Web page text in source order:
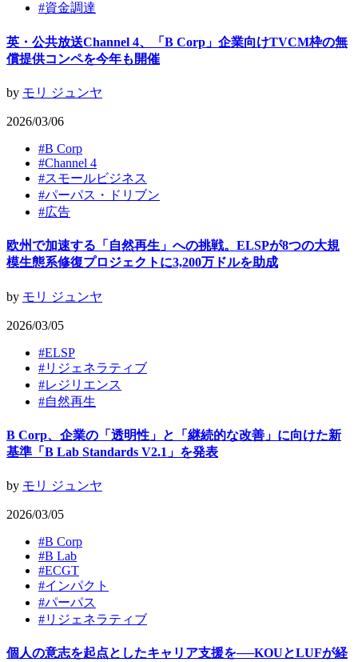
#資金調達
英・公共放送Channel 4、「B Corp」企業向けTVCM枠の無
償提供コンペを今年も開催
by モリ ジュンヤ
2026/03/06
#B Corp
#Channel 4
#スモールビジネス
#パーパス・ドリブン
#広告
欧州で加速する「自然再生」への挑戦。ELSPが8つの大規
模生態系修復プロジェクトに3,200万ドルを助成
by モリ ジュンヤ
2026/03/05
#ELSP
#リジェネラティブ
#レジリエンス
#自然再生
B Corp、企業の「透明性」と「継続的な改善」に向けた新
基準「B Lab Standards V2.1」を発表
by モリ ジュンヤ
2026/03/05
#B Corp
#B Lab
#ECGT
#インパクト
#パーパス
#リジェネラティブ
個人の意志を起点としたキャリア支援を──KOUとLUFが経